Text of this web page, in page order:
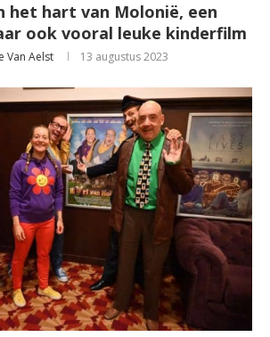
het hart van Molonië, een
ook vooral leuke kinderfilm
Van Aelst 13 augustus 2023